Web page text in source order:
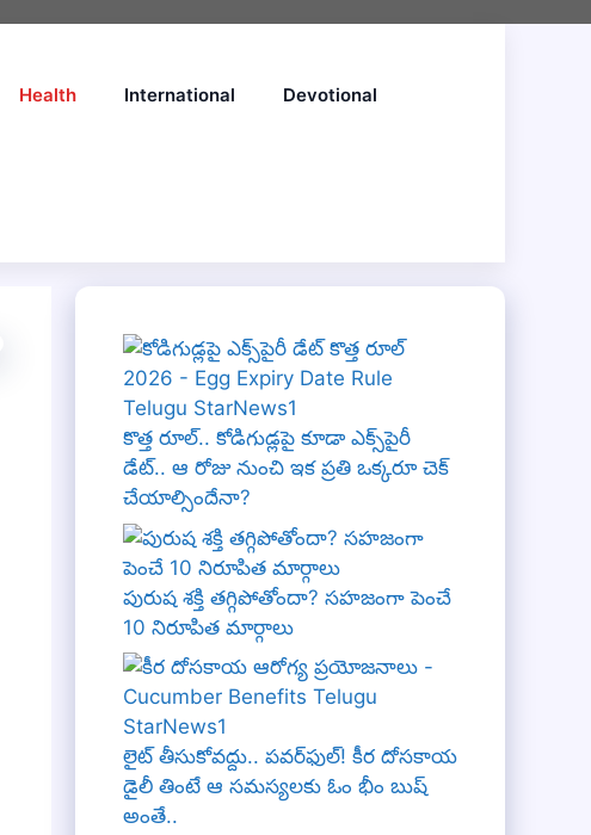
Health International Devotional
కొత్త రూల్.. కోడిగుడ్లపై కూడా ఎక్స్‌పైరీ
డేట్.. ఆ రోజు నుంచి ఇక ప్రతి ఒక్కరూ చెక్
చేయాల్సిందేనా?
పురుష శక్తి తగ్గిపోతోందా? సహజంగా పెంచే
10 నిరూపిత మార్గాలు
లైట్ తీసుకోవద్దు.. పవర్‌ఫుల్! కీర దోసకాయ
డైలీ తింటే ఆ సమస్యలకు ఓం భీం బుష్
అంతే..